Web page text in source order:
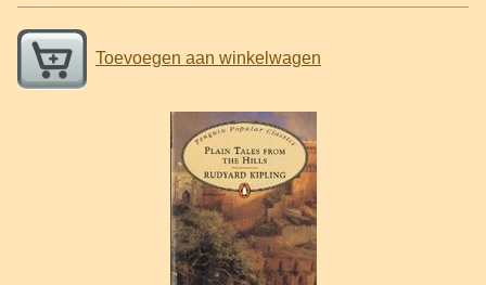
Toevoegen aan winkelwagen